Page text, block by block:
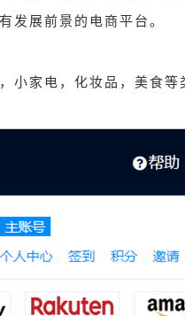
发展前景的电商平台。
小家电，化妆品，美食